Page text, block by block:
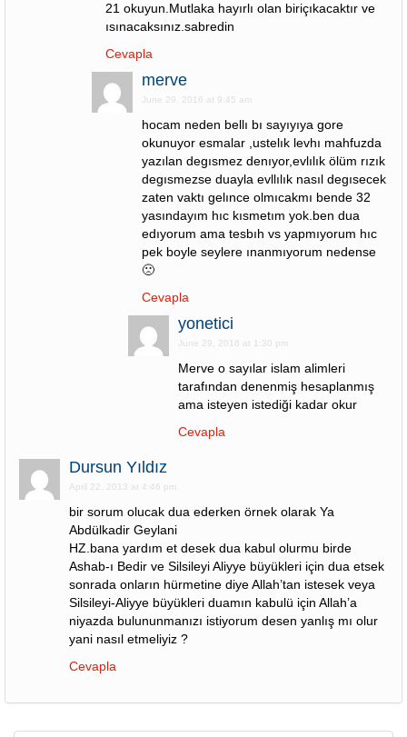
21 okuyun.Mutlaka hayırlı olan biriçıkacaktır ve
ısınacaksınız.sabredin
Cevapla
merve
June 29, 2016 at 9:45 am
hocam neden bellı bı sayıyıya gore
okunuyor esmalar ,ustelık levhı mahfuzda
yazılan degısmez denıyor,evlılık ölüm rızık
degısmezse duayla evllılık nasıl degısecek
zaten vaktı gelınce olmıcakmı bende 32
yasındayım hıc kısmetım yok.ben dua
edıyorum ama tesbıh vs yapmıyorum hıc
pek boyle seylere ınanmıyorum nedense
🙁
Cevapla
yonetici
June 29, 2016 at 1:30 pm
Merve o sayılar islam alimleri
tarafından denenmiş hesaplanmış
ama isteyen istediği kadar okur
Cevapla
Dursun Yıldız
April 22, 2013 at 4:46 pm
bir sorum olucak dua ederken örnek olarak Ya
Abdülkadir Geylani
HZ.bana yardım et desek dua kabul olurmu birde
Ashab-ı Bedir ve Silsileyi Aliyye büyükleri için dua etsek
sonrada onların hürmetine diye Allah’tan istesek veya
Silsileyi-Aliyye büyükleri duamın kabulü için Allah’a
niyazda bulununmanızı istiyorum desen yanlış mı olur
yani nasıl etmeliyiz ?
Cevapla